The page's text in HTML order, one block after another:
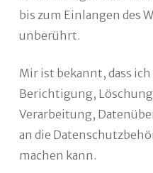
bis zum Einlangen des
unberührt.
Mir ist bekannt, dass
Berichtigung,
Verarbeitung,
an die
machen kann.